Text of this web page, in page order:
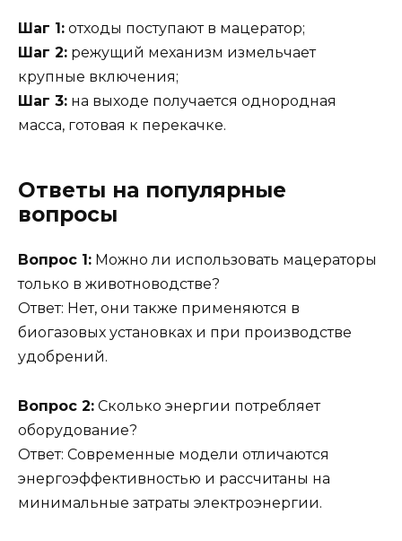
Шаг 1: отходы поступают в мацератор;
Шаг 2: режущий механизм измельчает
крупные включения;
Шаг 3: на выходе получается однородная
масса, готовая к перекачке.
Ответы на популярные
вопросы
Вопрос 1: Можно ли использовать мацераторы
только в животноводстве?
Ответ: Нет, они также применяются в
биогазовых установках и при производстве
удобрений.
Вопрос 2: Сколько энергии потребляет
оборудование?
Ответ: Современные модели отличаются
энергоэффективностью и рассчитаны на
минимальные затраты электроэнергии.